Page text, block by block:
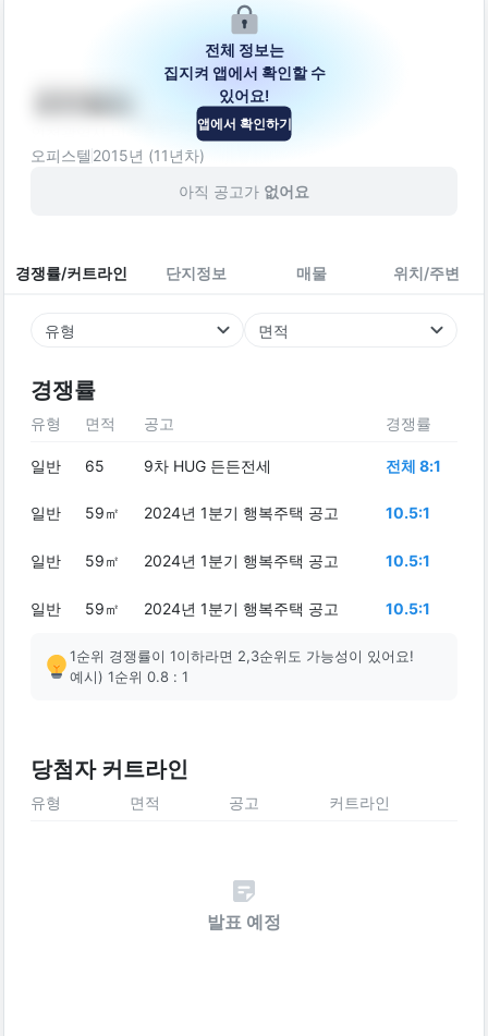
센트럴탑
인천광역시 미추홀구 경인로349번길 36
오피스텔 2015년 (11년차)
아직 공고가 없어요
경쟁률/커트라인 단지정보 매물 위치/주변
유형 면적
경쟁률
전체 정보는
집지켜 앱에서 확인할 수
있어요!
앱에서 확인하기
유형 면적 공고 경쟁률
일반 65 9차 HUG 든든전세 전체 8:1
일반 59㎡ 2024년 1분기 행복주택 공고 10.5:1
일반 59㎡ 2024년 1분기 행복주택 공고 10.5:1
일반 59㎡ 2024년 1분기 행복주택 공고 10.5:1
1순위 경쟁률이 1이하라면 2,3순위도 가능성이 있어요!
예시) 1순위 0.8 : 1
당첨자 커트라인
유형 면적 공고 커트라인
발표 예정